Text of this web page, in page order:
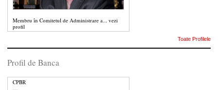
Membru în Comitetul de Administrare a... vezi
profil
Toate Profilele
Profil de Banca
CPBR